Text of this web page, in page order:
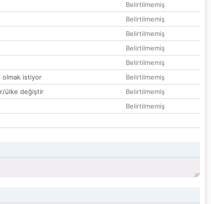
Belirtilmemiş
Belirtilmemiş
Belirtilmemiş
Belirtilmemiş
Belirtilmemiş
olmak istiyor
Belirtilmemiş
ülke değiştir
Belirtilmemiş
Belirtilmemiş